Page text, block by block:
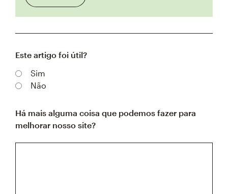
Este artigo foi útil?
Sim
Não
Há mais alguma coisa que podemos fazer para
melhorar nosso site?